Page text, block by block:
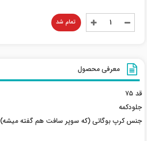
تمام شد
معرفی محصول
قد ۷۵
جلو‌دکمه
جنس کرپ بوگاتی (که سوپر سافت هم گفته میشه)